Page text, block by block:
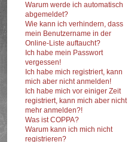
Warum werde ich automatisch
abgemeldet?
Wie kann ich verhindern, dass
mein Benutzername in der
Online-Liste auftaucht?
Ich habe mein Passwort
vergessen!
Ich habe mich registriert, kann
mich aber nicht anmelden!
Ich habe mich vor einiger Zeit
registriert, kann mich aber nicht
mehr anmelden?!
Was ist COPPA?
Warum kann ich mich nicht
registrieren?